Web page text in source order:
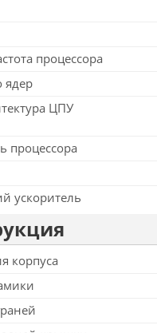
процессора
ядер
ЦПУ
процессора
ускоритель
корпуса